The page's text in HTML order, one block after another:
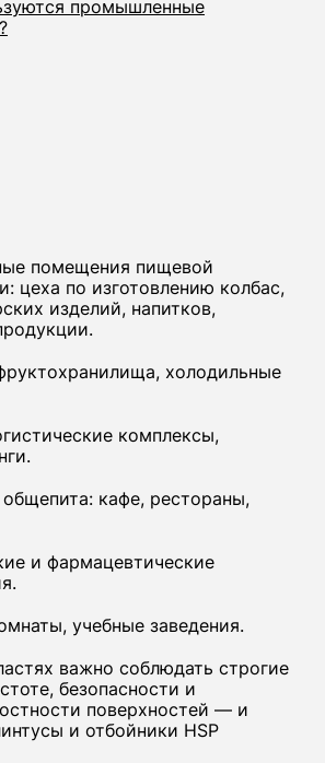
промышленные
помещения пищевой
цеха по изготовлению колбас,
изделий, напитков,
холодильные
комплексы,
кафе, рестораны,
и фармацевтические
учебные заведения.
важно соблюдать строгие
безопасности и
поверхностей — и
и отбойники HSP